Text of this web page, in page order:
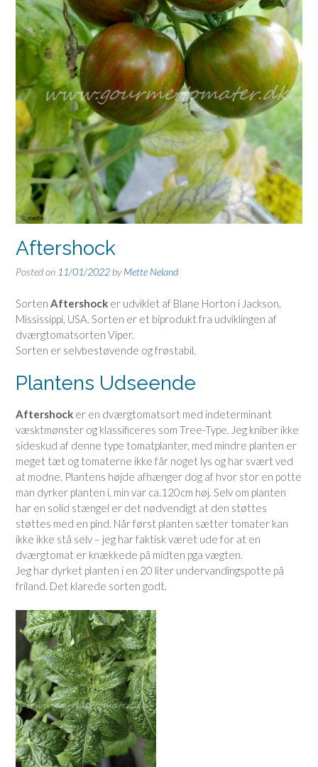
Aftershock
Posted on 11/01/2022 byMette Neland
Sorten Aftershock er udviklet af Blane Horton i Jackson,
Mississippi, USA. Sorten er et biprodukt fra udviklingen af
dværgtomatsorten Viper.
Sorten er selvbestøvende og frøstabil.
Plantens Udseende
Aftershock er en dværgtomatsort med indeterminant
væsktmønster og klassificeres som Tree-Type. Jeg kniber ikke
sideskud af denne type tomatplanter, med mindre planten er
meget tæt og tomaterne ikke får noget lys og har svært ved
at modne. Plantens højde afhænger dog af hvor stor en potte
man dyrker planten i, min var ca.120cm høj. Selv om planten
har en solid stængel er det nødvendigt at den støttes
støttes med en pind. Når først planten sætter tomater kan
ikke ikke stå selv – jeg har faktisk været ude for at en
dværgtomat er knækkede på midten pga vægten.
Jeg har dyrket planten i en 20 liter undervandingspotte på
friland. Det klarede sorten godt.